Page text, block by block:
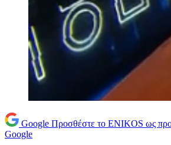
Google Προσθέστε το ENIKOS ως
Google